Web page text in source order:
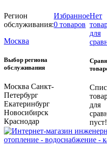
Регион
обслуживания:
Москва
Выбор региона
обслуживания
Москва Санкт-
Петербург
Екатеринбург
Новосибирск
Краснодар
Избранное
0 товаров
Нет
для
для
пуст!
отопление - водоснабжение -